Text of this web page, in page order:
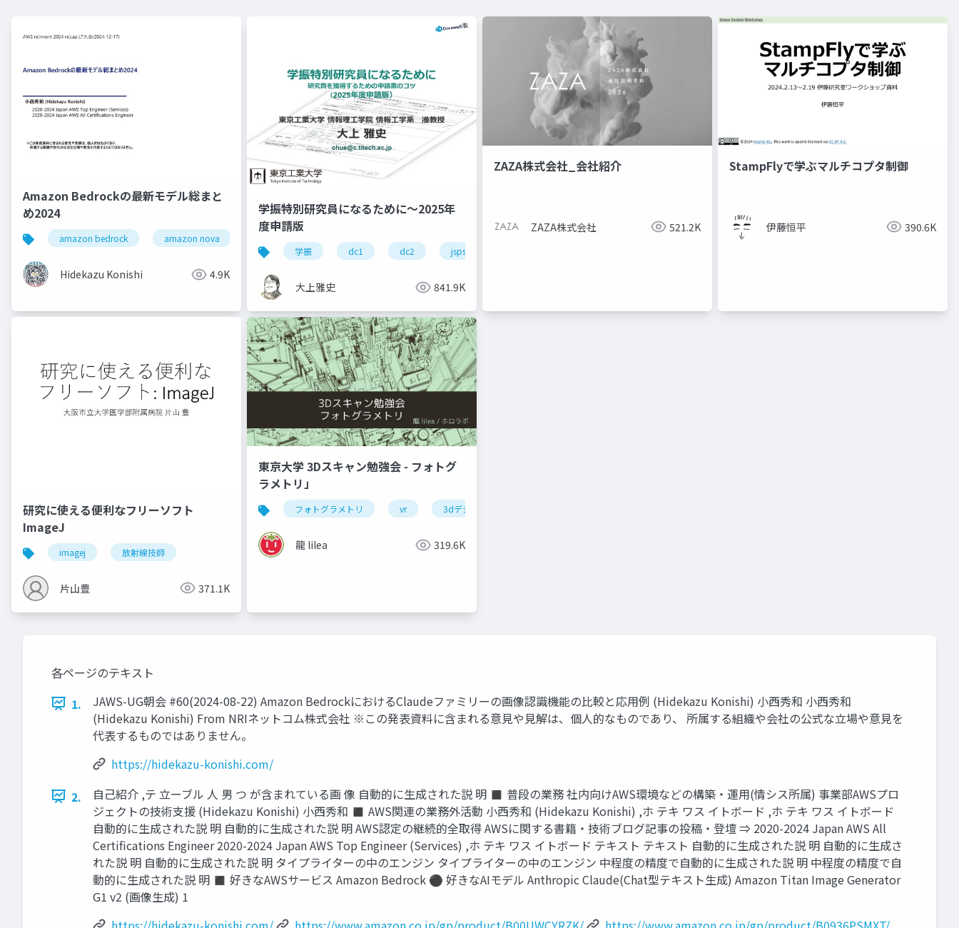
Amazon Bedrockの最新モデル総まと
め2024
amazon bedrock amazon nova
Hidekazu Konishi 4.9K
学振特別研究員になるために～2025年
度申請版
学振 dc1 dc2 jsps
大上雅史 841.9K
ZAZA株式会社_会社紹介
ZAZA株式会社 521.2K
StampFlyで学ぶマルチコプタ制御
伊藤恒平 390.6K
研究に使える便利なフリーソフト
ImageJ
imagej 放射線技師
片山豊 371.1K
東京大学 3Dスキャン勉強会 - フォトグ
ラメトリ」
フォトグラメトリ vr 3dデジタルアーカイブ
龍 lilea 319.6K
各ページのテキスト
1.
JAWS-UG朝会 #60(2024-08-22) Amazon BedrockにおけるClaudeファミリーの画像認識機能の比較と応用例 (Hidekazu Konishi) 小西秀和 小西秀和
(Hidekazu Konishi) From NRIネットコム株式会社 ※この発表資料に含まれる意見や見解は、個人的なものであり、 所属する組織や会社の公式な立場や意見を
代表するものではありません。
https://hidekazu-konishi.com/
2.
自己紹介 ,テ 立ーブル 人 男 つ が含まれている画 像 自動的に生成された説 明 ◼ 普段の業務 社内向けAWS環境などの構築・運用(情シス所属) 事業部AWSプロ
ジェクトの技術支援 (Hidekazu Konishi) 小西秀和 ◼ AWS関連の業務外活動 小西秀和 (Hidekazu Konishi) ,ホ テキ ワス イトボード ,ホ テキ ワス イトボード
自動的に生成された説 明 自動的に生成された説 明 AWS認定の継続的全取得 AWSに関する書籍・技術ブログ記事の投稿・登壇 ⇒ 2020-2024 Japan AWS All
Certifications Engineer 2020-2024 Japan AWS Top Engineer (Services) ,ホ テキ ワス イトボード テキスト テキスト 自動的に生成された説 明 自動的に生成さ
れた説 明 自動的に生成された説 明 タイプライターの中のエンジン タイプライターの中のエンジン 中程度の精度で自動的に生成された説 明 中程度の精度で自
動的に生成された説 明 ◼ 好きなAWSサービス Amazon Bedrock ⚫ 好きなAIモデル Anthropic Claude(Chat型テキスト生成) Amazon Titan Image Generator
G1 v2 (画像生成) 1